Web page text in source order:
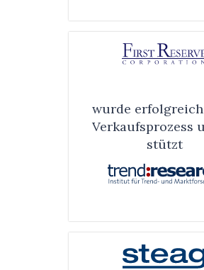
wurde
Verkaufs­prozess
stützt